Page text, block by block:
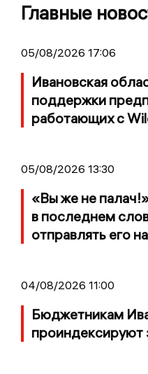
Главные
05/08/2026 17:06
Ивановская
поддержки
работающих с
05/08/2026 13:30
«Вы же не
в последнем
отправлять его
04/08/2026 11:00
Бюджетникам
проиндексируют